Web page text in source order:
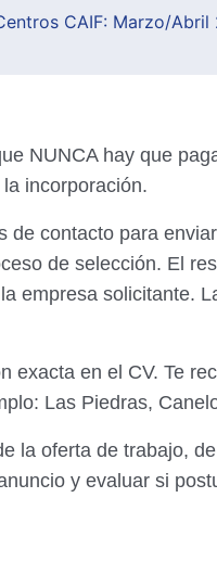
CAIF: Marzo/
NUNCA hay que
incorporación.
de contacto para
de selección. El
empresa solicitante.
exacta en el CV. Te
Las Piedras,
la oferta de trabajo,
y evaluar si